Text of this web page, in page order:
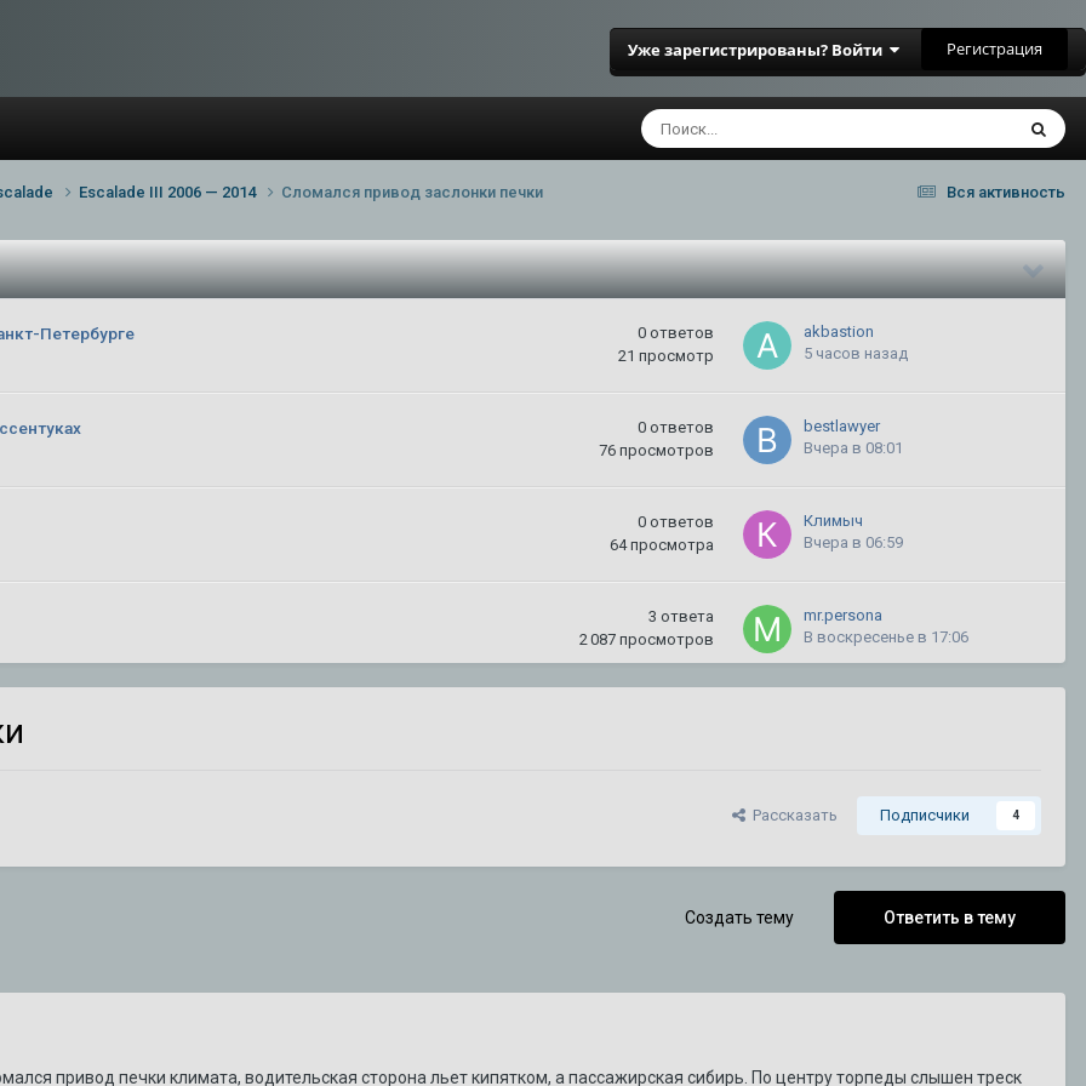
Уже зарегистрированы? Войти Регистрация
Вся активность
Escalade III 2006 — 2014 Сломался привод заслонки печки
Петербурге 0 ответов
21 просмотр
akbastion
5 часов назад
0 ответов
76 просмотров
bestlawyer
Вчера в 08:01
0 ответов
64 просмотра
Климыч
Вчера в 06:59
3 ответа
2 087 просмотров
mr.persona
В воскресенье в 17:06
30 июля
просмотров
CADILLAC
3 ответа
DeathRow
Рассказать Подписчики 4
Ответить в тему
Создать тему
привод печки климата, водительская сторона льет кипятком, а пассажирская сибирь. По центру торпеды слышен треск